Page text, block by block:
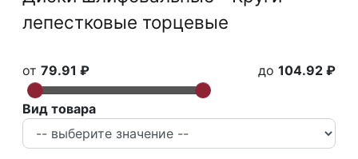
лепестковые торцевые
от79.91 ₽ до 104.92 ₽
Вид товара